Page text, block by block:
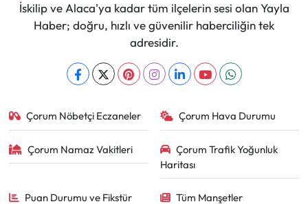
İskilip ve Alaca'ya kadar tüm ilçelerin sesi olan Yayla
Haber; doğru, hızlı ve güvenilir haberciliğin tek
adresidir.
Çorum Nöbetçi Eczaneler Çorum Hava Durumu
Çorum Namaz Vakitleri
Çorum Trafik Yoğunluk
Haritası
Puan Durumu ve Fikstür Tüm Manşetler